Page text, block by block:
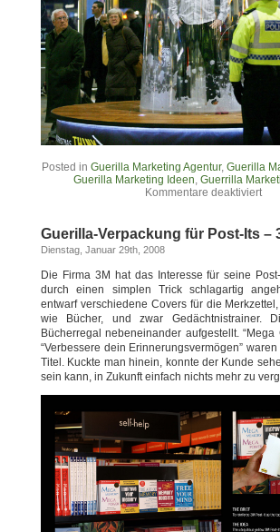
Posted in Guerilla Marketing Agentur, Guerilla
Guerilla Marketing Ideen, Guerrilla
Kommentare deaktiviert
Guerilla-Verpackung für Post-Its –
Dienstag, Januar 29th, 2008
Die Firma 3M hat das Interesse für seine
durch einen simplen Trick schlagartig
entwarf verschiedene Covers für die
wie Bücher, und zwar Gedächtnistrainer.
Bücherregal nebeneinander aufgestellt. “Mega
“Verbessere dein Erinnerungsvermögen”
Titel. Kuckte man hinein, konnte der Kunde
sein kann, in Zukunft einfach nichts mehr zu